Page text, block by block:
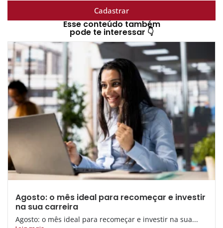
Cadastrar
Esse conteúdo também
pode te interessar 👇
Agosto: o mês ideal para recomeçar e investir
na sua carreira
Agosto: o mês ideal para recomeçar e investir na sua...